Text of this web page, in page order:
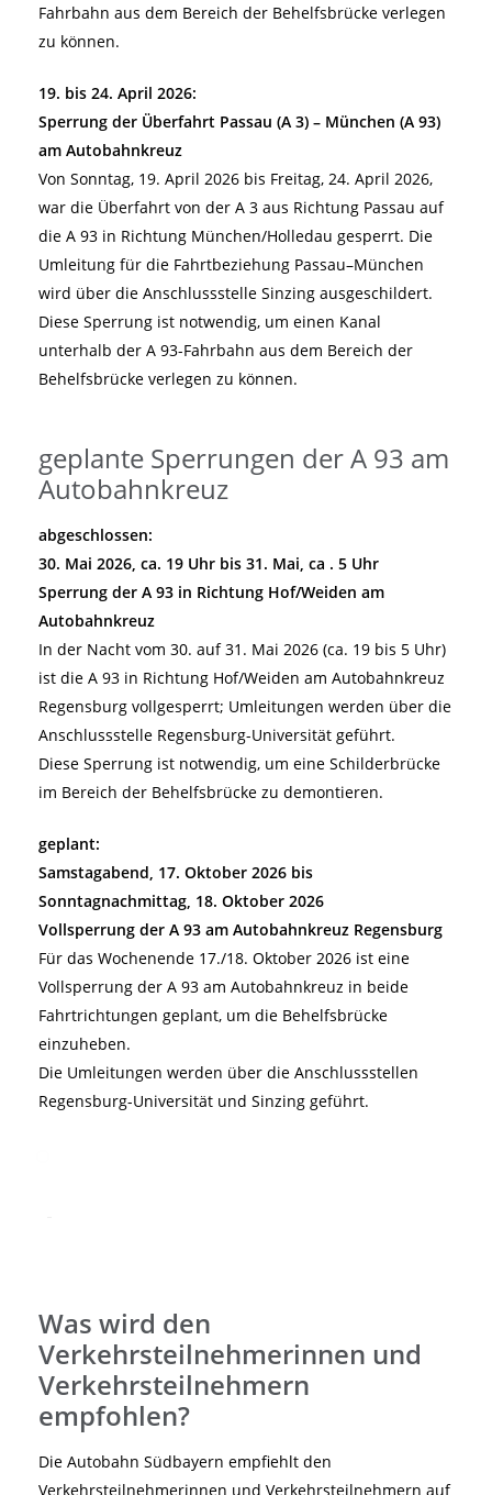
Fahrbahn aus dem Bereich der Behelfsbrücke verlegen
zu können.
19. bis 24. April 2026:
Sperrung der Überfahrt Passau (A 3) – München (A 93)
am Autobahnkreuz
Von Sonntag, 19. April 2026 bis Freitag, 24. April 2026,
war die Überfahrt von der A 3 aus Richtung Passau auf
die A 93 in Richtung München/Holledau gesperrt. Die
Umleitung für die Fahrtbeziehung Passau–München
wird über die Anschlussstelle Sinzing ausgeschildert.
Diese Sperrung ist notwendig, um einen Kanal
unterhalb der A 93-Fahrbahn aus dem Bereich der
Behelfsbrücke verlegen zu können.
geplante Sperrungen der A 93 am
Autobahnkreuz
abgeschlossen:
30. Mai 2026, ca. 19 Uhr bis 31. Mai, ca . 5 Uhr
Sperrung der A 93 in Richtung Hof/Weiden am
Autobahnkreuz
In der Nacht vom 30. auf 31. Mai 2026 (ca. 19 bis 5 Uhr)
ist die A 93 in Richtung Hof/Weiden am Autobahnkreuz
Regensburg vollgesperrt; Umleitungen werden über die
Anschlussstelle Regensburg-Universität geführt.
Diese Sperrung ist notwendig, um eine Schilderbrücke
im Bereich der Behelfsbrücke zu demontieren.
geplant:
Samstagabend, 17. Oktober 2026 bis
Sonntagnachmittag, 18. Oktober 2026
Vollsperrung der A 93 am Autobahnkreuz Regensburg
Für das Wochenende 17./18. Oktober 2026 ist eine
Vollsperrung der A 93 am Autobahnkreuz in beide
Fahrtrichtungen geplant, um die Behelfsbrücke
einzuheben.
Die Umleitungen werden über die Anschlussstellen
Regensburg-Universität und Sinzing geführt.
Was wird den
Verkehrsteilnehmerinnen und
Verkehrsteilnehmern
empfohlen?
Die Autobahn Südbayern empfiehlt den
Verkehrsteilnehmerinnen und Verkehrsteilnehmern auf